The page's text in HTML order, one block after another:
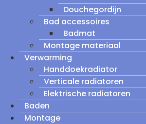
Douchegordijn
Bad accessoires
Badmat
Montage materiaal
Verwarming
Handdoekradiator
Verticale radiatoren
Elektrische radiatoren
Baden
Montage